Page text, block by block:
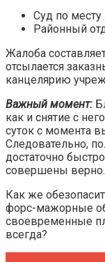
Суд по месту
Районный
Жалоба
отсылается
канцелярию
Важный момент:
как и снятие с
суток с момента
Следовательно,
достаточно
совершены верно.
Как же
форс-мажорные
своевременные
всегда?